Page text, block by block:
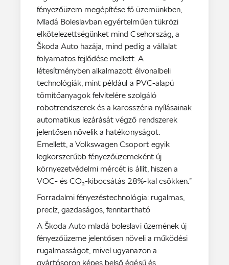
fényezőüzem megépítése fő üzemünkben,
Mladá Boleslavban egyértelműen tükrözi
elkötelezettségünket mind Csehország, a
Škoda Auto hazája, mind pedig a vállalat
folyamatos fejlődése mellett. A
létesítményben alkalmazott élvonalbeli
technológiák, mint például a PVC-alapú
tömítőanyagok felvitelére szolgáló
robotrendszerek és a karosszéria nyílásainak
automatikus lezárását végző rendszerek
jelentősen növelik a hatékonyságot.
Emellett, a Volkswagen Csoport egyik
legkorszerűbb fényezőüzemeként új
környezetvédelmi mércét is állít, hiszen a
VOC- és CO₂-kibocsátás 28%-kal csökken.”
Forradalmi fényezéstechnológia: rugalmas,
precíz, gazdaságos, fenntartható
A Škoda Auto mladá boleslavi üzemének új
fényezőüzeme jelentősen növeli a működési
rugalmasságot, mivel ugyanazon a
gyártósoron képes belső égésű és